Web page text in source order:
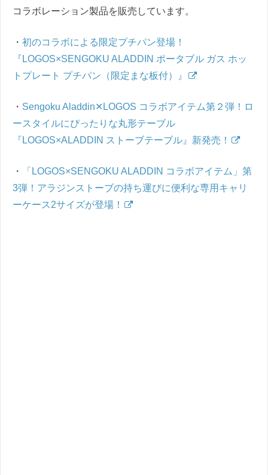
コラボレーション製品を販売しています。
・ 初のコラボによる限定プチパン登場！
『LOGOS×SENGOKU ALADDIN ポータブル ガス ホッ
トプレート プチパン（限定まな板付）』
・ Sengoku Aladdin✕LOGOS コラボアイテム第２弾！ロ
ースタイルにぴったりな丸形テーブル
『LOGOS×ALADDIN ストーブテーブル』新発売！
・
「LOGOS×SENGOKU ALADDIN コラボアイテム」第
3弾！アラジンストーブの持ち運びに便利な専用キャリ
ーケース2サイズが登場！